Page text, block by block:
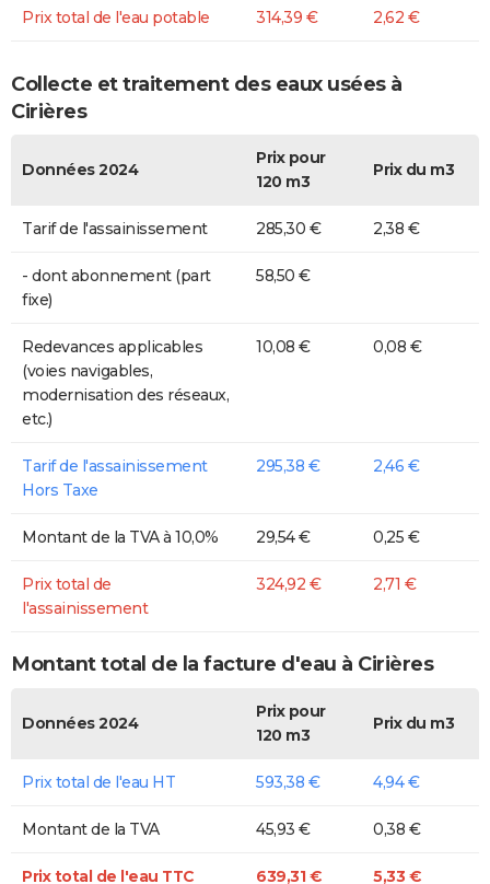
Prix total de l'eau potable 314,39 € 2,62 €
Collecte et traitement des eaux usées à
Cirières
Données 2024
Prix pour
120 m3
Prix du m3
Tarif de l'assainissement 285,30 € 2,38 €
- dont abonnement (part
fixe)
58,50 €
Redevances applicables
(voies navigables,
modernisation des réseaux,
etc.)
10,08 € 0,08 €
Tarif de l'assainissement
Hors Taxe
295,38 € 2,46 €
Montant de la TVA à 10,0% 29,54 € 0,25 €
Prix total de
l'assainissement
324,92 € 2,71 €
Montant total de la facture d'eau à Cirières
Données 2024
Prix pour
120 m3
Prix du m3
Prix total de l'eau HT 593,38 € 4,94 €
Montant de la TVA 45,93 € 0,38 €
Prix total de l'eau TTC 639,31 € 5,33 €